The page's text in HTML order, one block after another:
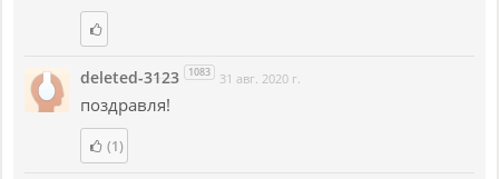
deleted-3123 1083 31 авг. 2020 г.
поздравля!
(1)